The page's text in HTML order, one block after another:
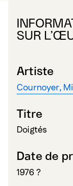
SUR
Artiste
Cournoyer,
Titre
Doigtés
Date de
1976 ?